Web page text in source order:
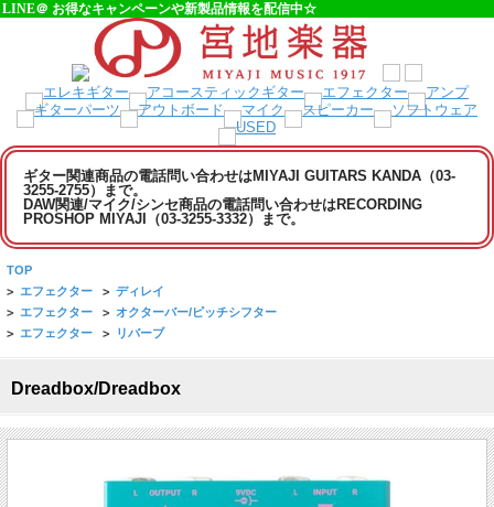
LINE＠ お得なキャンペーンや新製品情報を配信中☆
ギター関連商品の電話問い合わせはMIYAJI GUITARS KANDA（03-
3255-2755）まで。
DAW関連/マイク/シンセ商品の電話問い合わせはRECORDING
PROSHOP MIYAJI（03-3255-3332）まで。
TOP
> エフェクター > ディレイ
> エフェクター > オクターバー/ピッチシフター
> エフェクター > リバーブ
Dreadbox/Dreadbox